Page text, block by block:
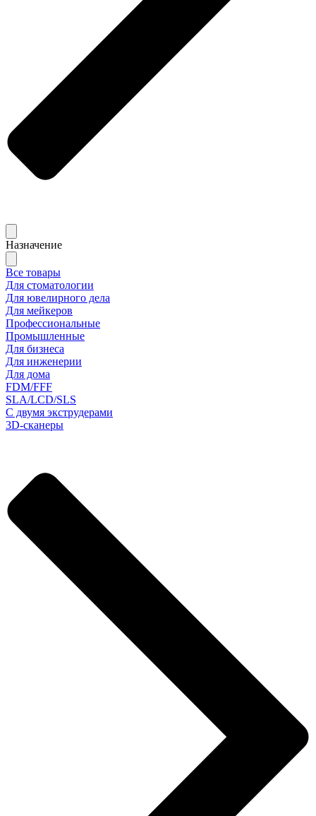
Назначение
Все товары
Для стоматологии
Для ювелирного дела
Для мейкеров
Профессиональные
Промышленные
Для бизнеса
Для инженерии
Для дома
FDM/FFF
SLA/LCD/SLS
С двумя экструдерами
3D-сканеры